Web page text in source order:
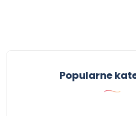
Popularne